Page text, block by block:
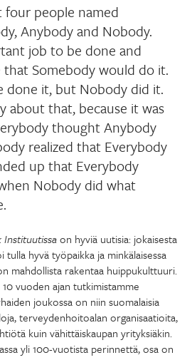
four people named
Anybody and Nobody.
job to be done and
that Somebody would do it.
done it, but Nobody did it.
about that, because it was
thought Anybody
realized that Everybody
up that Everybody
Nobody did what
Instituutissaon hyviä uutisia: jokaisesta
tulla hyvä työpaikka ja minkälaisessa
mahdollista rakentaa huippukulttuuri.
10 vuoden ajan tutkimistamme
joukossa on niin suomalaisia
terveydenhoitoalan organisaatioita,
kuin vähittäiskaupan yrityksiäkin.
yli 100-vuotista perinnettä, osa on